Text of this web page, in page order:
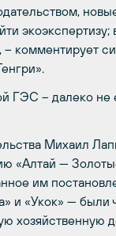
– комментирует
ГЭС – далеко
Михаил
«Алтай —
им
и «Укок» — были
хозяйственную